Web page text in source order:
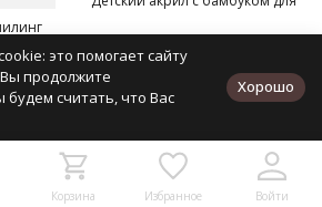
для
В наличии
Подробнее
Корзина Избранное Войти
это помогает сайту
продолжите
будем считать, что Вас
Хорошо